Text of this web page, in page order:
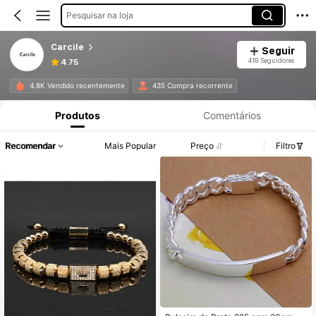
Pesquisar na loja
Carcile
4.75
Seguir
418 Seguidores
4.8K Vendido recentemente 435 Compra recorrente
Produtos Comentários
Recomendar Mais Popular Preço Filtro